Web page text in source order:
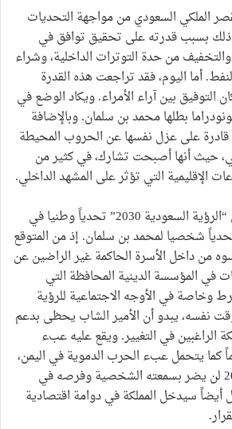
الملكي السعودي من مواجهة التحديات
وذلك بسبب قدرته على تحقيق توافق في
والتخفيف من حدة التوترات الداخلية، وشراء
أما اليوم، فقد تراجعت هذه القدرة
التوفيق بين آراء الأمراء. ويكاد الوضع في
بطلها محمد بن سلمان. وبالإضافة
قادرة على عزل نفسها عن الحروب المحيطة
حيث أنها أصبحت تشارك، في كثير من
الإقليمية التي تؤثر على المشهد الداخلي.
ويشكل المضي قدماً في “الرؤية السعودية 2030” تحدياً وطنيا في
شخصيا لمحمد بن سلمان. إذ من المتوقع
من داخل الأسرة الحاكمة غير الراضين عن
في المؤسسة الدينية المحافظة التي
وخاصة في الأوجه الاجتماعية للرؤية
نفسه، يبدو أن الأمير الشاب يحظى بدعم
الراغبين في التغيير. ويقع عليه عبء
كما يتحمل عبء الحرب الدموية في اليمن،
حيث أن فشل رؤية 2030 لن يضر بسمعته الشخصية وفرصه في
سيدخل المملكة في دوامة اقتصادية